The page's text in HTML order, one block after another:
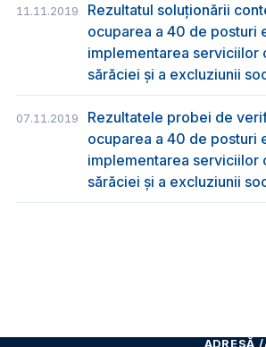
11.11.2019
Rezultatul soluționării
ocuparea a 40 de posturi
implementarea serviciilor
sărăciei și a excluziunii
07.11.2019
Rezultatele probei de
ocuparea a 40 de posturi
implementarea serviciilor
sărăciei și a excluziunii
ADRESĂ